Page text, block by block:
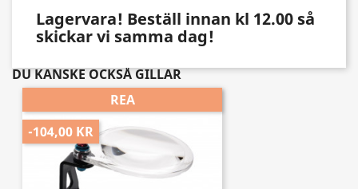
Lagervara! Beställ innan kl 12.00 så
skickar vi samma dag!
DU KANSKE OCKSÅ GILLAR
REA
-104,00 KR